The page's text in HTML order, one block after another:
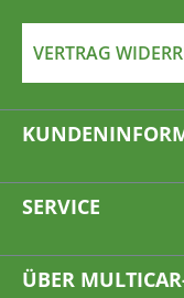
VERTRAG
SERVICE
ÜBER